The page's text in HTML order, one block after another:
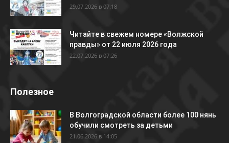
29.07.2026 в 07:18
Читайте в свежем номере «Волжской
правды» от 22 июля 2026 года
22.07.2026 в 07:26
Полезное
В Волгоградской области более 100 нянь
обучили смотреть за детьми
21.06.2026 в 14:05